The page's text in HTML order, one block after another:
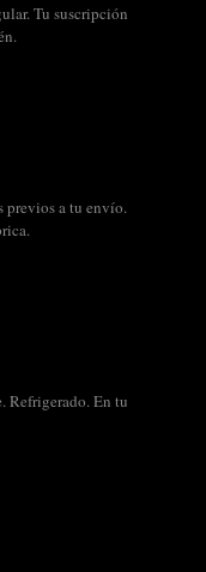
Tu suscripción
previos a tu envío.
Refrigerado. En tu